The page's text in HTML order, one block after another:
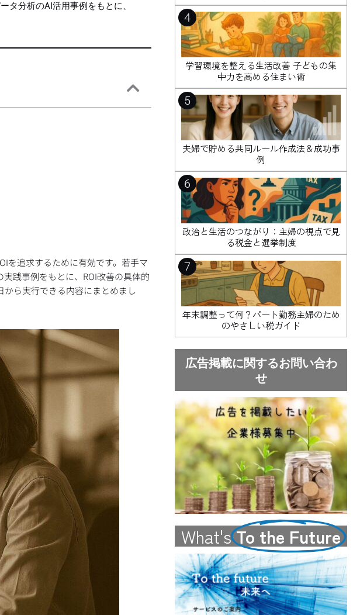
タ分析のAI活用事例をもとに、
を追求するために有効です。若手マ
践事例をもとに、ROI改善の具体的
ら実行できる内容にまとめまし
4
学習環境を整える生活改善 子どもの集
中力を高める住まい術
5
夫婦で貯める共同ルール作成法＆成功事
例
6
政治と生活のつながり：主婦の視点で見
る税金と選挙制度
7
年末調整って何？パート勤務主婦のため
のやさしい税ガイド
広告掲載に関するお問い合わ
せ
What'sTo the Future